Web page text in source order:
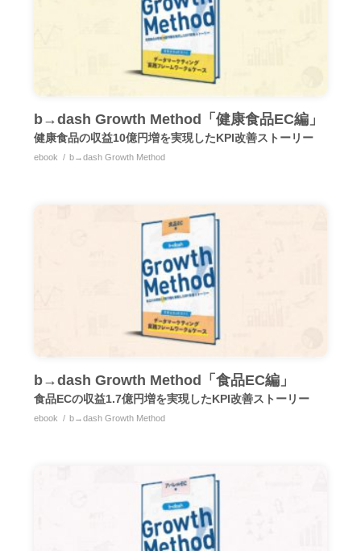
b→dash Growth Method「健康食品EC編」
健康食品の収益10億円増を実現したKPI改善ストーリー
ebook b→dash Growth Method
b→dash Growth Method「食品EC編」
食品ECの収益1.7億円増を実現したKPI改善ストーリー
ebook b→dash Growth Method